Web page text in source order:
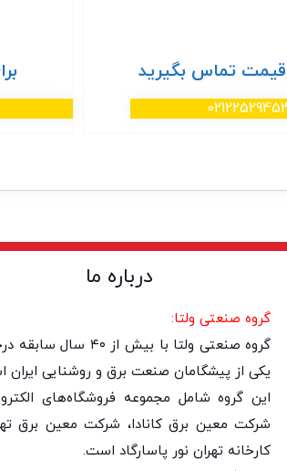
قیمت تماس بگیرید
درباره ما
گروه صنعتی ولتا:
گروه صنعتی ولتا با بیش از ۴۰
یکی از پیشگامان صنعت برق و روشنایی ایران
این گروه شامل مجموعه فروشگاه‌های الکترو
شرکت معین برق کانادا، شرکت معین برق
کارخانه تهران نور پاسارگاد است.